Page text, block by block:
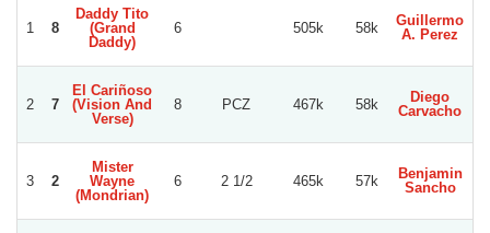
1 8
Daddy Tito
(Grand
Daddy)
6 505k 58k
Guillermo
A. Perez
2 7
El Cariñoso
(Vision And
Verse)
8 PCZ 467k 58k
Diego
Carvacho
3 2
Mister
Wayne
(Mondrian)
6 2 1/2 465k 57k
Benjamin
Sancho